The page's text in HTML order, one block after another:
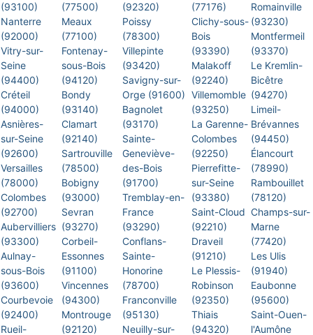
(93100)
Nanterre
(92000)
Vitry-sur-
Seine
(94400)
Créteil
(94000)
Asnières-
sur-Seine
(92600)
Versailles
(78000)
Colombes
(92700)
Aubervilliers
(93300)
Aulnay-
sous-Bois
(93600)
Courbevoie
(92400)
Rueil-
(77500)
Meaux
(77100)
Fontenay-
sous-Bois
(94120)
Bondy
(93140)
Clamart
(92140)
Sartrouville
(78500)
Bobigny
(93000)
Sevran
(93270)
Corbeil-
Essonnes
(91100)
Vincennes
(94300)
Montrouge
(92120)
(92320)
Poissy
(78300)
Villepinte
(93420)
Savigny-sur-
Orge (91600)
Bagnolet
(93170)
Sainte-
Geneviève-
des-Bois
(91700)
Tremblay-en-
France
(93290)
Conflans-
Sainte-
Honorine
(78700)
Franconville
(95130)
Neuilly-sur-
(77176)
Clichy-sous-
Bois
(93390)
Malakoff
(92240)
Villemomble
(93250)
La Garenne-
Colombes
(92250)
Pierrefitte-
sur-Seine
(93380)
Saint-Cloud
(92210)
Draveil
(91210)
Le Plessis-
Robinson
(92350)
Thiais
(94320)
Romainville
(93230)
Montfermeil
(93370)
Le Kremlin-
Bicêtre
(94270)
Limeil-
Brévannes
(94450)
Élancourt
(78990)
Rambouillet
(78120)
Champs-sur-
Marne
(77420)
Les Ulis
(91940)
Eaubonne
(95600)
Saint-Ouen-
l'Aumône